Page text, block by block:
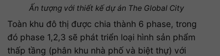
Ấn tượng với thiết kế dự án The Global City
Toàn khu đô thị được chia thành 6 phase, trong
đó phase 1,2,3 sẽ phát triển loại hình sản phẩm
thấp tầng (phân khu nhà phố và biệt thự) với